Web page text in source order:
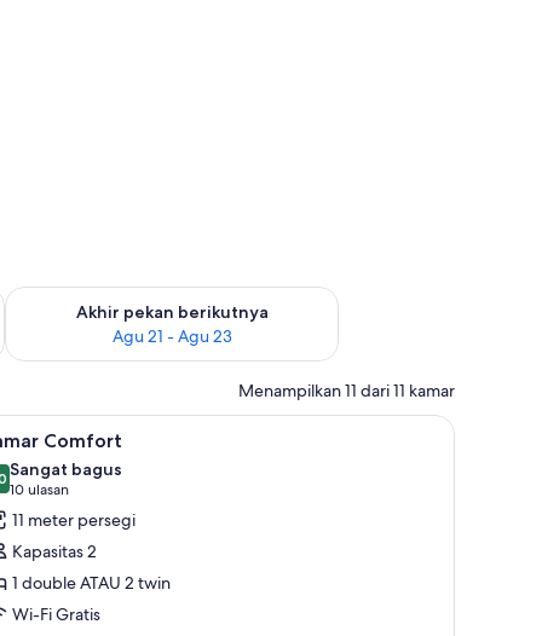
Agu 14 - Agu 16
Akhir pekan berikutnya
Agu 21 - Agu 23
Periksa ketersediaan untuk akhir pekan berikutnya Agu 21 -
Menampilkan 11 dari 11 kamar
setrika/meja setrika Seprai premium, brankas, kedap suara, dan
4 Comfort
dari 10
Sangat bagus
10 ulasan
(10
ulasan)
11 meter persegi
Kapasitas 2
1 double ATAU 2 twin
Wi-Fi Gratis